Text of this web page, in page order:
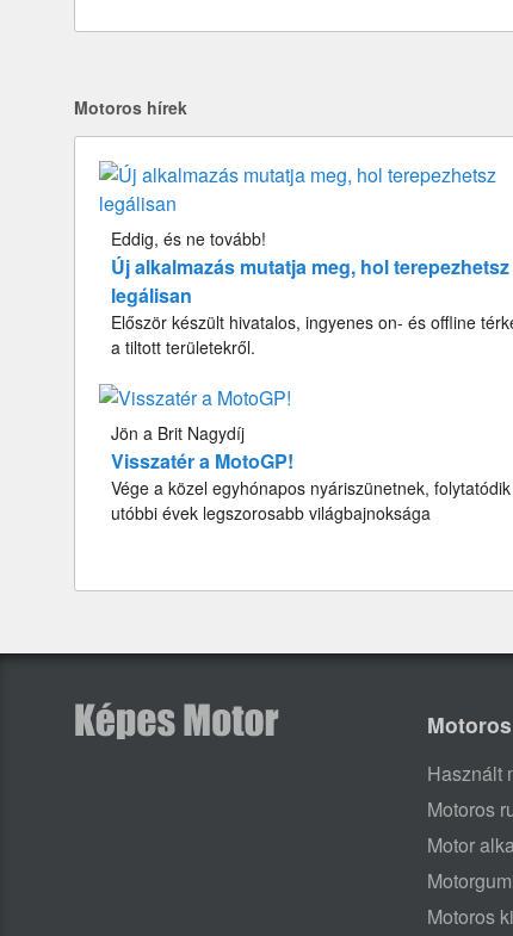
Motoros hírek
Eddig, és ne tovább!
Új alkalmazás mutatja meg, hol terepezhetsz
legálisan
Először készült hivatalos, ingyenes on- és offline
a tiltott területekről.
Jön a Brit Nagydíj
Visszatér a MotoGP!
Vége a közel egyhónapos nyáriszünetnek,
utóbbi évek legszorosabb világbajnoksága
Használt
Motoros
Motor
Motoros